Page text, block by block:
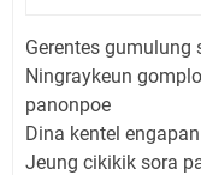
Gerentes
Ningraykeun
panonpoe
Dina kentel
Jeung cikikik sora